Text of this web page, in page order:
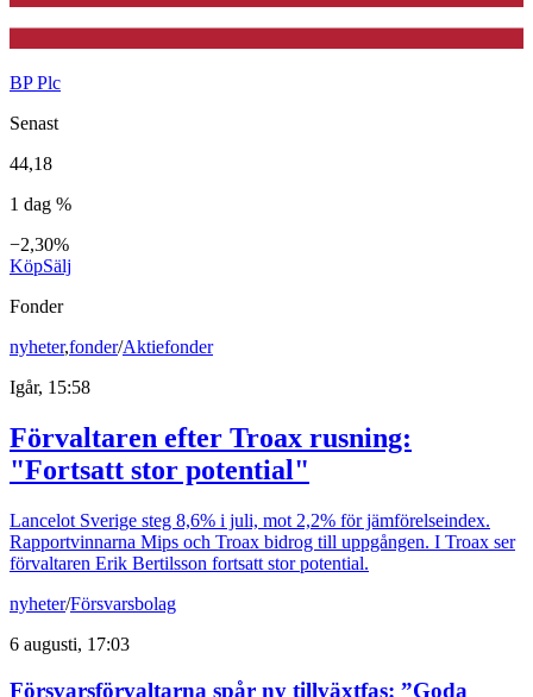
BP Plc
Senast
44,18
1 dag %
−2,30%
KöpSälj
Fonder
nyheter,fonder/Aktiefonder
Igår, 15:58
Förvaltaren efter Troax rusning:
"Fortsatt stor potential"
Lancelot Sverige steg 8,6% i juli, mot 2,2% för jämförelseindex.
Rapportvinnarna Mips och Troax bidrog till uppgången. I Troax ser
förvaltaren Erik Bertilsson fortsatt stor potential.
nyheter/Försvarsbolag
6 augusti, 17:03
Försvarsförvaltarna spår ny tillväxtfas: ”Goda